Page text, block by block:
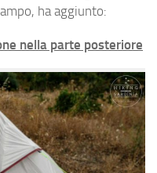
ha aggiunto:
nella parte posteriore